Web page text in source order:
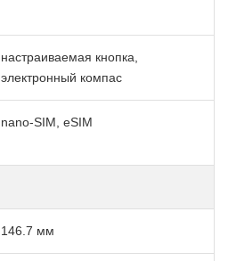
настраиваемая кнопка,
электронный компас
nano-SIM, eSIM
146.7 мм